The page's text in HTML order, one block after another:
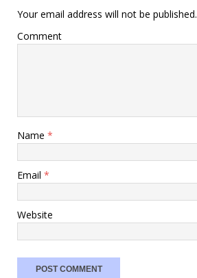
Your email address will not be published.
Comment
Name *
Email *
Website